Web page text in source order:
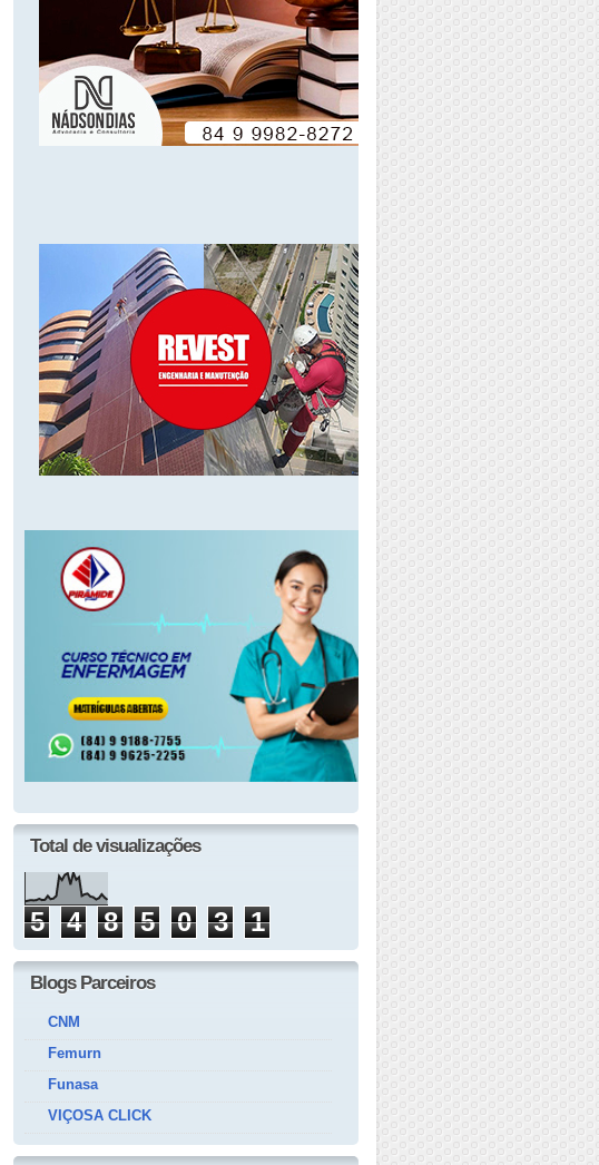
Total de visualizações
5 4 8 5 0 3 1
Blogs Parceiros
CNM
Femurn
Funasa
VIÇOSA CLICK